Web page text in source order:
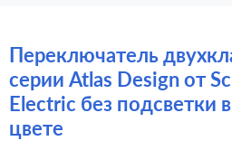
Переключатель
серии Atlas Design от
Electric без подсветки
цвете